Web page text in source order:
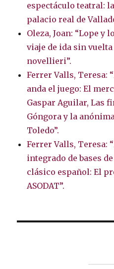
espectáculo teatral:
palacio real de
Oleza, Joan: “Lope y
viaje de ida sin
novellieri”.
Ferrer Valls, Teresa:
anda el juego: El
Gaspar Aguilar, Las
Góngora y la
Toledo”.
Ferrer Valls, Teresa:
integrado de bases
clásico español: El
ASODAT”.